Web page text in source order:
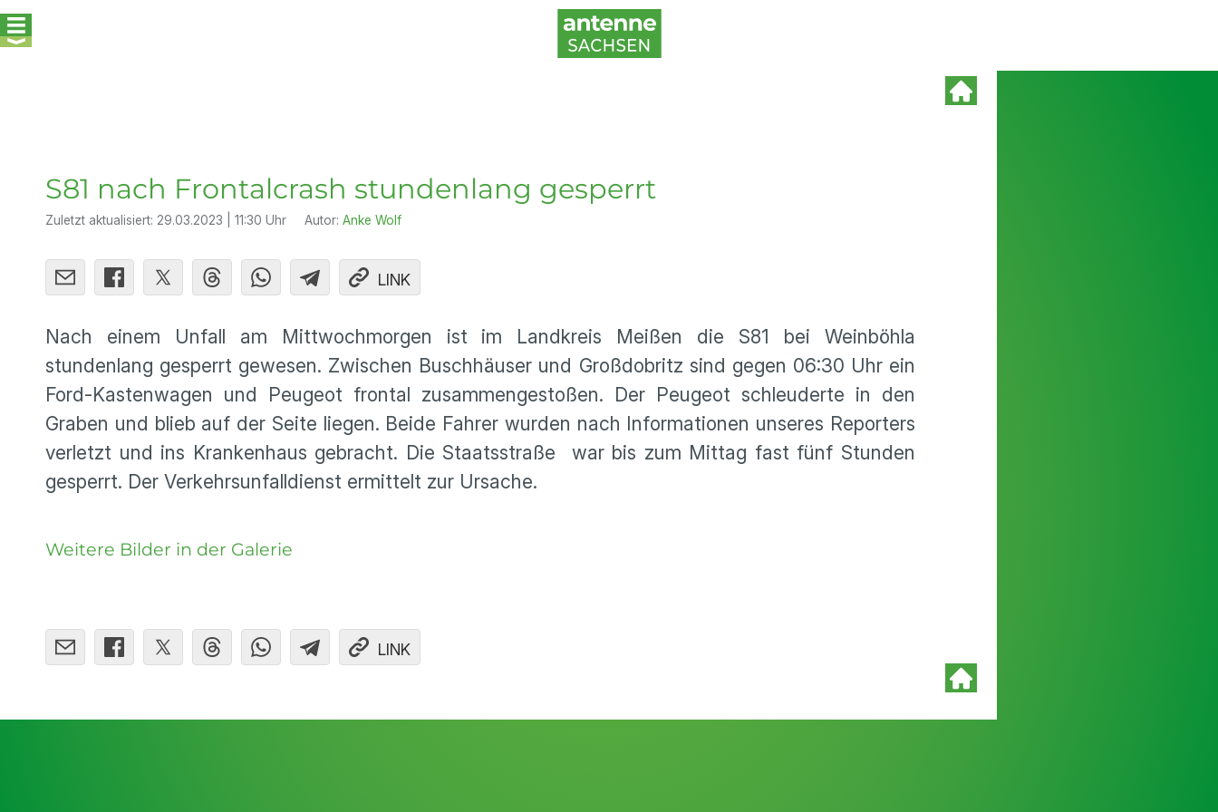
S81 nach Frontalcrash stundenlang gesperrt
Zuletzt aktualisiert: 29.03.2023 | 11:30 Uhr Autor: Anke Wolf
LINK
Nach einem Unfall am Mittwochmorgen ist im Landkreis Meißen die S81 bei Weinböhla
stundenlang gesperrt gewesen. Zwischen Buschhäuser und Großdobritz sind gegen 06:30 Uhr ein
Ford-Kastenwagen und Peugeot frontal zusammengestoßen. Der Peugeot schleuderte in den
Graben und blieb auf der Seite liegen. Beide Fahrer wurden nach Informationen unseres Reporters
verletzt und ins Krankenhaus gebracht. Die Staatsstraße war bis zum Mittag fast fünf Stunden
gesperrt. Der Verkehrsunfalldienst ermittelt zur Ursache.
Weitere Bilder in der Galerie
LINK